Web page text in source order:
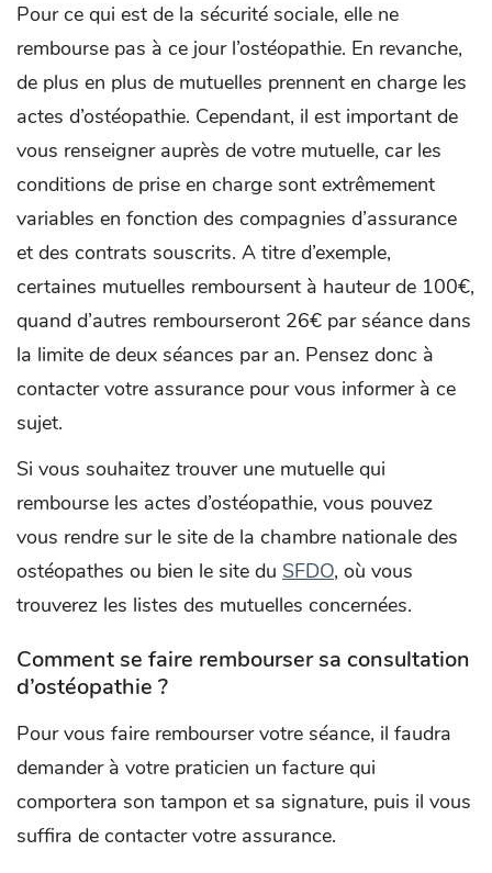
Pour ce qui est de la sécurité sociale, elle ne
rembourse pas à ce jour l’ostéopathie. En revanche,
de plus en plus de mutuelles prennent en charge les
actes d’ostéopathie. Cependant, il est important de
vous renseigner auprès de votre mutuelle, car les
conditions de prise en charge sont extrêmement
variables en fonction des compagnies d’assurance
et des contrats souscrits. A titre d’exemple,
certaines mutuelles remboursent à hauteur de 100€,
quand d’autres rembourseront 26€ par séance dans
la limite de deux séances par an. Pensez donc à
contacter votre assurance pour vous informer à ce
sujet.
Si vous souhaitez trouver une mutuelle qui
rembourse les actes d’ostéopathie, vous pouvez
vous rendre sur le site de la chambre nationale des
ostéopathes ou bien le site du SFDO, où vous
trouverez les listes des mutuelles concernées.
Comment se faire rembourser sa consultation
d’ostéopathie ?
Pour vous faire rembourser votre séance, il faudra
demander à votre praticien un facture qui
comportera son tampon et sa signature, puis il vous
suffira de contacter votre assurance.